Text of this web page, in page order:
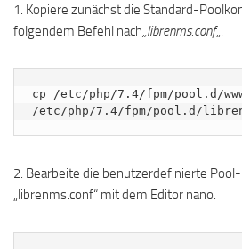
1. Kopiere zunächst die Standard-
folgendem Befehl nach„librenms.conf„.
cp /etc/php/7.4/fpm/pool.d/
/etc/php/7.4/fpm/pool.d/
2. Bearbeite die benutzerdefinierte
„librenms.conf“ mit dem Editor nano.